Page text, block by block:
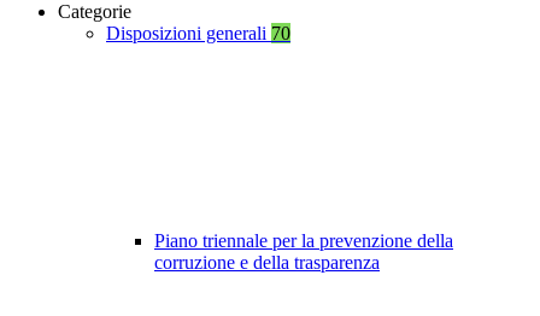
Categorie
Disposizioni generali 70
Piano triennale per la prevenzione della
corruzione e della trasparenza